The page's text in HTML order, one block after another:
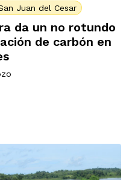
Juan del Cesar
da un no rotundo
de carbón en